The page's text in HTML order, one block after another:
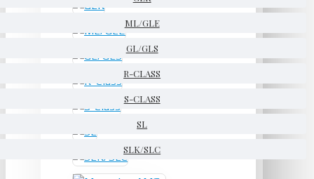
ML/GLE
GL/GLS
R-CLASS
S-CLASS
SL
SLK/SLC